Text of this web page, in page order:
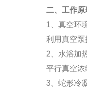
二、工作原
1、真空环
利用真空泵
2、水浴加
平行真空浓
3、蛇形冷